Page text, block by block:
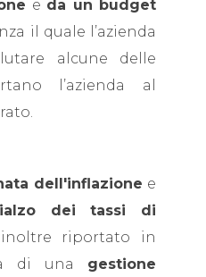
e da un budget
il quale l’azienda
alcune delle
l’azienda al
dell'inflazione e
dei tassi di
riportato in
di una gestione